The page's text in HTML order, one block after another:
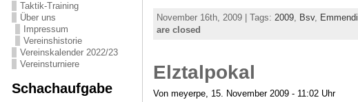
Taktik-Training
Über uns
Impressum
Vereinshistorie
Vereinskalender 2022/23
Vereinsturniere
Schachaufgabe
November 16th, 2009 | Tags: 2009, Bsv,
are closed
Elztalpokal
Von meyerpe, 15. November 2009 - 11:02 Uhr